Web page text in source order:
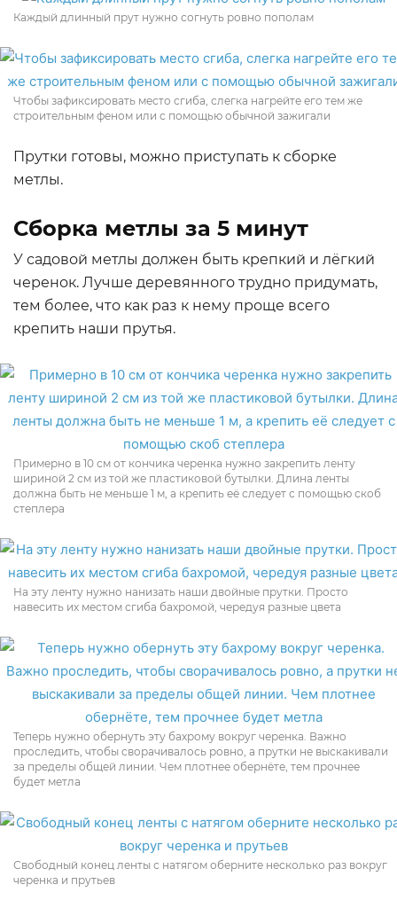
Каждый длинный прут нужно согнуть ровно пополам
Чтобы зафиксировать место сгиба, слегка нагрейте его тем же
строительным феном или с помощью обычной зажигали
Прутки готовы, можно приступать к сборке
метлы.
Сборка метлы за 5 минут
У садовой метлы должен быть крепкий и лёгкий
черенок. Лучше деревянного трудно придумать,
тем более, что как раз к нему проще всего
крепить наши прутья.
Примерно в 10 см от кончика черенка нужно закрепить ленту
шириной 2 см из той же пластиковой бутылки. Длина ленты
должна быть не меньше 1 м, а крепить её следует с помощью скоб
степлера
На эту ленту нужно нанизать наши двойные прутки. Просто
навесить их местом сгиба бахромой, чередуя разные цвета
Теперь нужно обернуть эту бахрому вокруг черенка. Важно
проследить, чтобы сворачивалось ровно, а прутки не выскакивали
за пределы общей линии. Чем плотнее обернёте, тем прочнее
будет метла
Свободный конец ленты с натягом оберните несколько раз вокруг
черенка и прутьев